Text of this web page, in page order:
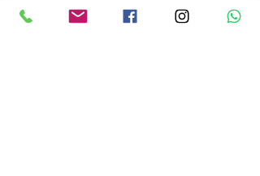
16h30 – Show com a Banda Passarela